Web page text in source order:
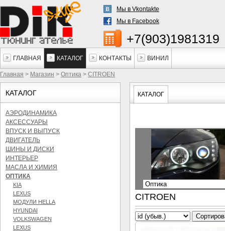
Мы в Vkontakte
Мы в Facebook
+7(903)1981319
ГЛАВНАЯ КАТАЛОГ КОНТАКТЫ ВИНИЛ
Главная > Магазин > Оптика > CITROEN
КАТАЛОГ
АЭРОДИНАМИКА
АКСЕССУАРЫ
ВПУСК И ВЫПУСК
ДВИГАТЕЛЬ
ШИНЫ И ДИСКИ
ИНТЕРЬЕР
МАСЛА И ХИМИЯ
ОПТИКА
KIA
LEXUS
МОДУЛИ HELLA
HYUNDAI
VOLKSWAGEN
LEXUS
КАТАЛОГ
CITROEN